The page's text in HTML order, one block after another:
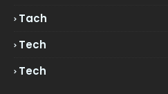
Tach
Tech
Tech